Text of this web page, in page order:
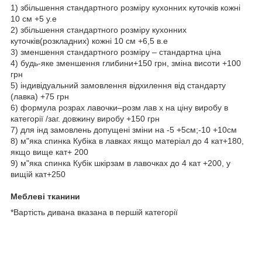
1) збільшення стандартного розміру кухонних куточків кожні
10 см +5 у.е
2) збільшення стандартного розміру кухонних
куточків(розкладних) кожні 10 см +6,5 в.е
3) зменшення стандартного розміру – стандартна ціна
4) будь-яке зменшення глибини+150 грн, зміна висоти +100
грн
5) індивідуальний замовлення відхилення від стандарту
(лавка) +75 грн
6) формула розрах лавочки–розм лав х на ціну виробу в
категорії /заг. довжину виробу +150 грн
7) для інд замовлень допущені зміни на -5 +5см;-10 +10см
8) м"яка спинка Кубіка в лавках якщо матеріал до 4 кат+180,
якщо вище кат+ 200
9) м"яка спинка Кубік шкірзам в лавочках до 4 кат +200, у
вищій кат+250
Меблеві тканини
*Вартість дивана вказана в першій категорії